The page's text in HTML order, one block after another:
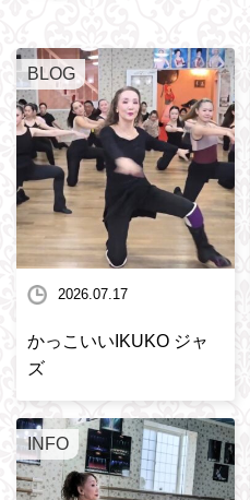
BLOG
2026.07.17
かっこいいIKUKO ジャ
ズ
INFO